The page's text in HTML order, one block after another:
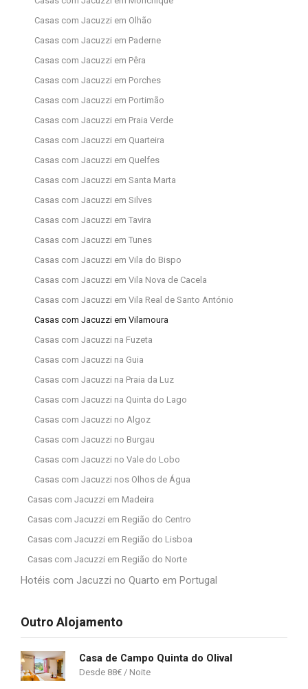
Casas com Jacuzzi em Olhão
Casas com Jacuzzi em Paderne
Casas com Jacuzzi em Pêra
Casas com Jacuzzi em Porches
Casas com Jacuzzi em Portimão
Casas com Jacuzzi em Praia Verde
Casas com Jacuzzi em Quarteira
Casas com Jacuzzi em Quelfes
Casas com Jacuzzi em Santa Marta
Casas com Jacuzzi em Silves
Casas com Jacuzzi em Tavira
Casas com Jacuzzi em Tunes
Casas com Jacuzzi em Vila do Bispo
Casas com Jacuzzi em Vila Nova de Cacela
Casas com Jacuzzi em Vila Real de Santo António
Casas com Jacuzzi em Vilamoura
Casas com Jacuzzi na Fuzeta
Casas com Jacuzzi na Guia
Casas com Jacuzzi na Praia da Luz
Casas com Jacuzzi na Quinta do Lago
Casas com Jacuzzi no Algoz
Casas com Jacuzzi no Burgau
Casas com Jacuzzi no Vale do Lobo
Casas com Jacuzzi nos Olhos de Água
Casas com Jacuzzi em Madeira
Casas com Jacuzzi em Região do Centro
Casas com Jacuzzi em Região do Lisboa
Casas com Jacuzzi em Região do Norte
Hotéis com Jacuzzi no Quarto em Portugal
Outro Alojamento
Casa de Campo Quinta do Olival
88€